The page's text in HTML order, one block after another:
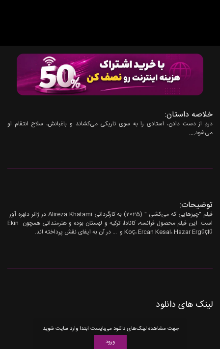
خلاصه داستان:
دردِ از دست دادن، استادی را به سوی تاریکی می‌کشاند و باغبانش، سلاح انتقام او
می‌شود....
توضیحات:
فیلم "چیزهایی که می‌کشی " (2025) به کارگردانی Alireza Khatami در ژانر دلهره آور
است. این فیلم محصول فرانسه، کانادا، ترکیه و لهستان بوده و هنرمندانی همچون Ekin
Koç، Ercan Kesal، Hazar Ergüçlü و ... در آن به ایفای نقش پرداخته اند.
لینک های دانلود
جهت مشاهده لینک‌های دانلود می‌بایست ابتدا وارد سایت شوید.
ورود